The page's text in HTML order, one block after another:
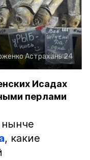
Астрахань 24
Исадах
перлами
, какие